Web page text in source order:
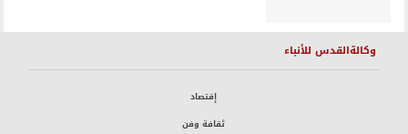
وكالةالقدس للأنباء
إقتصاد
ثقافة وفن